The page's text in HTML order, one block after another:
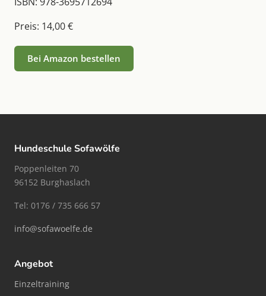
Preis: 14,00 €
Bei Amazon bestellen
Hundeschule Sofawölfe
Poppenleiten 70
96152 Burghaslach
Tel: 0176 / 735 666 57
info@sofawoelfe.de
Angebot
Einzeltraining